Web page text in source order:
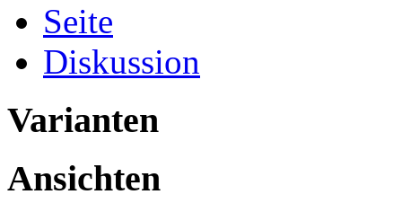
Seite
Diskussion
Varianten
Ansichten